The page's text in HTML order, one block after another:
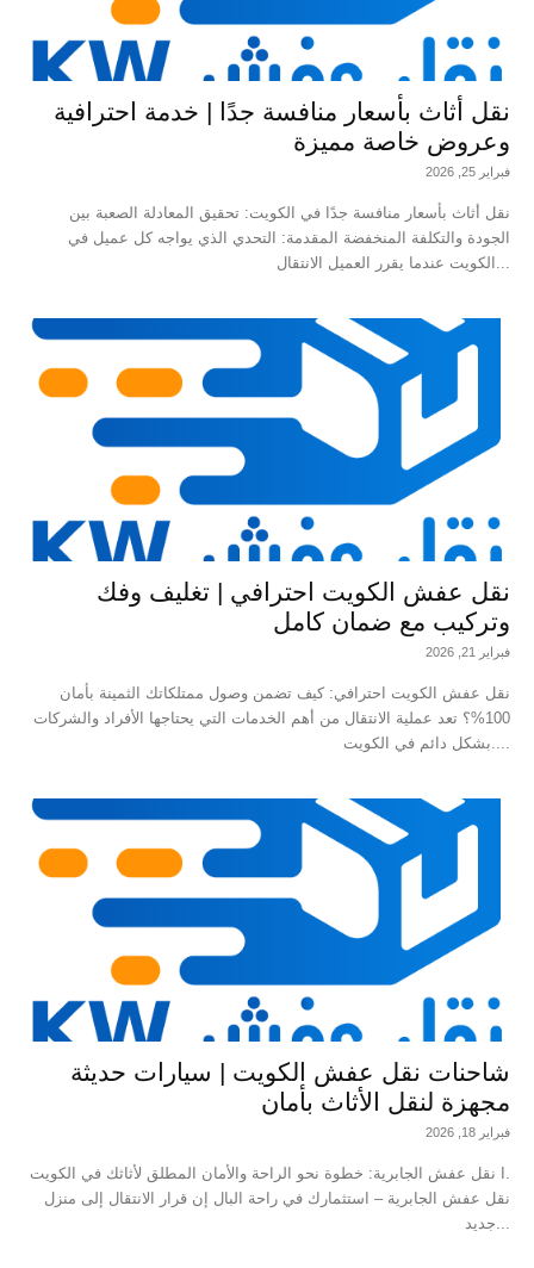
نقل أثاث بأسعار منافسة جدًا | خدمة احترافية
وعروض خاصة مميزة
فبراير 25, 2026
نقل أثاث بأسعار منافسة جدًا في الكويت: تحقيق المعادلة الصعبة بين
الجودة والتكلفة المنخفضة المقدمة: التحدي الذي يواجه كل عميل في
نقل عفش الكويت احترافي | تغليف وفك
وتركيب مع ضمان كامل
فبراير 21, 2026
نقل عفش الكويت احترافي: كيف تضمن وصول ممتلكاتك الثمينة بأمان
100%؟ تعد عملية الانتقال من أهم الخدمات التي يحتاجها الأفراد والشركات
شاحنات نقل عفش الكويت | سيارات حديثة
مجهزة لنقل الأثاث بأمان
فبراير 18, 2026
نقل عفش الجابرية: خطوة نحو الراحة والأمان المطلق لأثاثك في الكويت I.
نقل عفش الجابرية – استثمارك في راحة البال إن قرار الانتقال إلى منزل